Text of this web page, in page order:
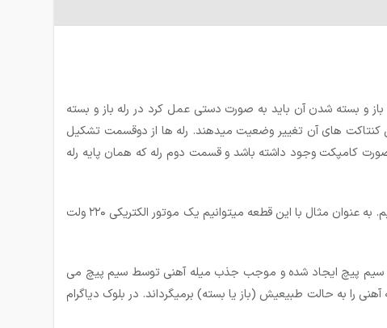
باز و بسته شدن آن باید به صورت دستی عمل کرد در رله باز و بسته
کنتاکت های آن تغییر وضعیت می­دهند. رله ها از دوقسمت تشکیل
کامپکت وجود داشته باشد و قسمت دوم رله که همان پایه رله
استفاده از رله این امکان را به ما می دهدکه بتوانیم دو بخش مجزای یک سیستم را که دارای دو منبع ولتاژ مختلف هستند، از هم جدا کنیم. به عنوان مثال با این قطعه میتوانیم یک موتور الکتریکی ۲۲۰ ولت
سیم پیچ ایجاد شده و موجب جذب میله آهنی توسط سیم پیچ می
را به حالت طبیعیش (باز یا بسته) برمیگرداند. در بلوک دیاگرام